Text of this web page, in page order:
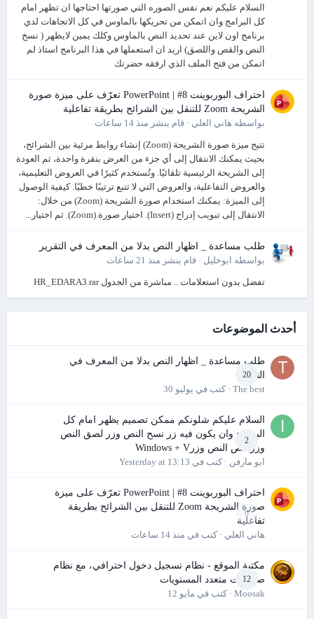
السلام عليكم نعم نفس الصوره التي صورتها احتاجها ان تظهر امام
كل البرامج وان اتمكن من تحريكها بالماوس في كل الاتجاهات لدي
برنامج اون لاين عند تحديد النص بالماوس وكلك يمين لايظهر ( نسخ
النص والقص واللصق) اريد ان استعملها في هذا البرنامج استاذ لم
اتمكن من فتح الملف الذي ارفقه حضرتك
احتراف البوربوينت PowerPoint | #8 تعرّف على ميزة صورة
الشريحة Zoom للتنقل بين الشرائح بطريقة تفاعلية
بواسطههاني العلي ·قام بنشر منذ 14 ساعات
تتيح ميزة صورة الشريحة (Zoom) إنشاء روابط مرئية بين الشرائح،
بحيث يمكنك الانتقال إلى أي جزء من العرض بنقرة واحدة، ثم العودة
إلى الشريحة الرئيسية تلقائيًا. وتُستخدم كثيرًا في العروض التعليمية،
والعروض التفاعلية، والعروض التي لا تتبع ترتيبًا خطيًا. كيفية الوصول
إلى الميزة: يمكنك استخدام صورة الشريحة (Zoom) من خلال:
الانتقال إلى تبويب إدراج (Insert). اختيار صورة (Zoom). ثم اختيار...
طلب مساعدة _ اظهار النص بدلا من المعرف في التقرير
بواسطهابوخليل ·قام بنشر منذ 21 ساعات
تفضل بدون استعلامات .. مباشرة من الجدول HR_EDARA3.rar
أحدث الموضوعات
20
طلب مساعدة _ اظهار النص بدلا من المعرف في
التقرير
The best· كتب في يوليو 30
2
السلام عليكم شلونكم ممكن تصميم يظهر امام كل
البرامج وان يكون فيه زر نسح النص وزر لصق النص
وزر قص النص وزرWindows + V
ابو مارفن· كتب في Yesterday at 13:13
0
احتراف البوربوينت PowerPoint | #8 تعرّف على ميزة
صورة الشريحة Zoom للتنقل بين الشرائح بطريقة
تفاعلية
هاني العلي · كتب في منذ 14 ساعات
12
مكتبة الموقع - نظام تسجيل دخول احترافي، مع نظام
صلاحيات متعدد المستويات
Moosak· كتب في مايو 12